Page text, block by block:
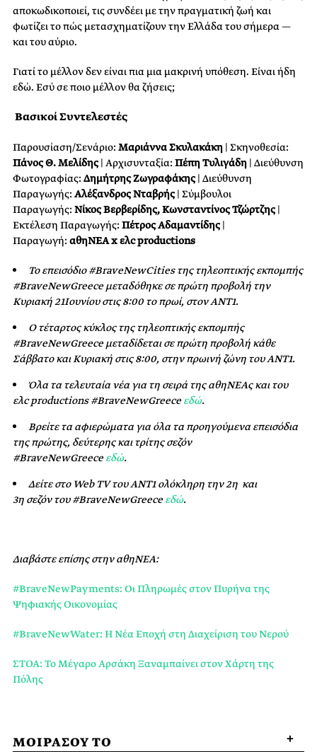
αποκωδικοποιεί, τις συνδέει με την πραγματική ζωή και
φωτίζει το πώς μετασχηματίζουν την Ελλάδα του σήμερα —
και του αύριο.
Γιατί το μέλλον δεν είναι πια μια μακρινή υπόθεση. Είναι ήδη
εδώ. Εσύ σε ποιο μέλλον θα ζήσεις;
Βασικοί Συντελεστές
Παρουσίαση/Σενάριο: Μαριάννα Σκυλακάκη | Σκηνοθεσία:
Πάνος Θ. Μελίδης | Αρχισυνταξία: Πέπη Τυλιγάδη | Διεύθυνση
Φωτογραφίας: Δημήτρης Ζωγραφάκης | Διεύθυνση
Παραγωγής: Aλέξανδρος Νταβρής | Σύμβουλοι
Παραγωγής: Νίκος Βερβερίδης, Κωνσταντίνος Τζώρτζης |
Εκτέλεση Παραγωγής: Πέτρος Αδαμαντίδης |
Παραγωγή: αθηΝΕΑ x ελc productions
Το επεισόδιο #BraveNewCitiesτης τηλεοπτικής εκπομπής
#BraveNewGreece μεταδόθηκε σε πρώτη προβολή την
Κυριακή 21Ιουνίου στις 8:00 το πρωί, στον ΑΝΤ1.
Ο τέταρτος κύκλος της τηλεοπτικής εκπομπής
#BraveNewGreece μεταδίδεται σε πρώτη προβολή κάθε
Σάββατο και Κυριακή στις 8:00, στην πρωινή ζώνη του ΑΝΤ1.
Όλα τα τελευταία νέα για τη σειρά της αθηΝΕΑς και του
ελc productions #BraveNewGreeceεδώ.
Βρείτε τα αφιερώματα για όλα τα προηγούμενα επεισόδια
της πρώτης, δεύτερης και τρίτης σεζόν
#BraveNewGreeceεδώ.
Δείτε στο Web TV του ΑΝΤ1 ολόκληρη την 2η και
3η σεζόν του #BraveNewGreeceεδώ.
Διαβάστε επίσης στην αθηΝΕΑ:
#BraveNewPayments: Οι Πληρωμές στον Πυρήνα της
Ψηφιακής Οικονομίας
#BraveNewWater: Η Νέα Εποχή στη Διαχείριση του Νερού
ΣΤΟΑ: Το Μέγαρο Αρσάκη Ξαναμπαίνει στον Χάρτη της
Πόλης
ΜΟΙΡΑΣΟΥ ΤΟ